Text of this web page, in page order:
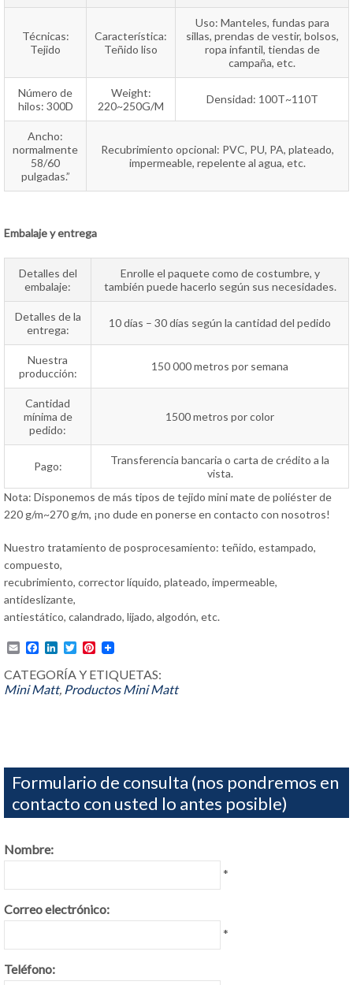
Técnicas:
Tejido
Característica:
Teñido liso
Uso: Manteles, fundas para
sillas, prendas de vestir, bolsos,
ropa infantil, tiendas de
campaña, etc.
Número de
hilos: 300D
Weight:
220~250G/M
Densidad: 100T~110T
Ancho:
normalmente
58/60
pulgadas.”
Recubrimiento opcional: PVC, PU, PA, plateado,
impermeable, repelente al agua, etc.
Embalaje y entrega
Detalles del
embalaje:
Enrolle el paquete como de costumbre, y
también puede hacerlo según sus necesidades.
Detalles de la
entrega:
10 días – 30 días según la cantidad del pedido
Nuestra
producción:
150 000 metros por semana
Cantidad
mínima de
pedido:
1500 metros por color
Pago:
Transferencia bancaria o carta de crédito a la
vista.
Nota: Disponemos de más tipos de tejido mini mate de poliéster de
220 g/m~270 g/m, ¡no dude en ponerse en contacto con nosotros!
Nuestro tratamiento de posprocesamiento: teñido, estampado,
compuesto,
recubrimiento, corrector líquido, plateado, impermeable,
antideslizante,
antiestático, calandrado, lijado, algodón, etc.
EmailFacebook
LinkedIn
TwitterPinterest
CATEGORÍA Y ETIQUETAS:
Mini Matt, Productos Mini Matt
Formulario de consulta (nos pondremos en
contacto con usted lo antes posible)
Nombre:
*
Correo electrónico:
*
Teléfono: